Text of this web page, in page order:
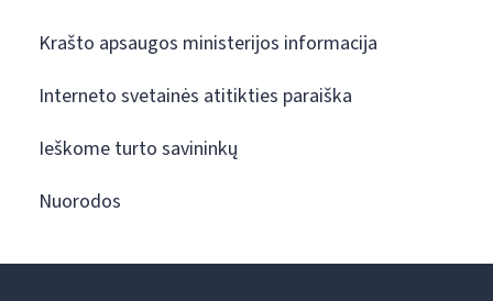
Krašto apsaugos ministerijos informacija
Interneto svetainės atitikties paraiška
Ieškome turto savininkų
Nuorodos